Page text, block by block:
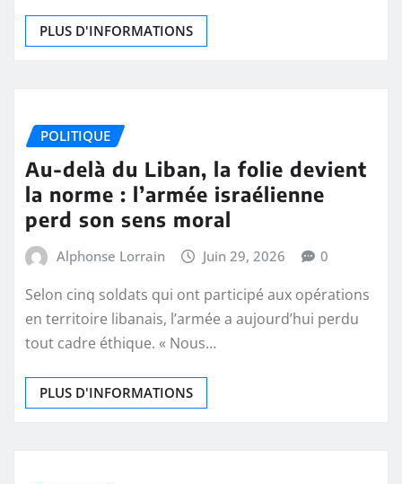
PLUS D'INFORMATIONS
POLITIQUE
Au-delà du Liban, la folie devient
la norme : l’armée israélienne
perd son sens moral
Alphonse Lorrain Juin 29, 2026 0
Selon cinq soldats qui ont participé aux opérations
en territoire libanais, l’armée a aujourd’hui perdu
tout cadre éthique. « Nous…
PLUS D'INFORMATIONS